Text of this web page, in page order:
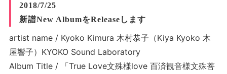
2018/7/25
新譜New AlbumをReleaseします
artist name / Kyoko Kimura 木村恭子（Kiya Kyoko 木
屋響子）KYOKO Sound Laboratory
Album Title / 「True Love文殊様love 百済観音様文殊菩